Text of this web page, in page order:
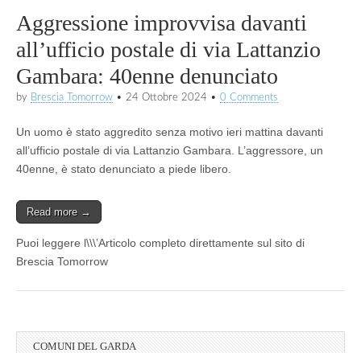
Aggressione improvvisa davanti
all’ufficio postale di via Lattanzio
Gambara: 40enne denunciato
by Brescia Tomorrow • 24 Ottobre 2024 • 0 Comments
Un uomo è stato aggredito senza motivo ieri mattina davanti
all’ufficio postale di via Lattanzio Gambara. L’aggressore, un
40enne, è stato denunciato a piede libero.
Read more →
Puoi leggere l\\\’Articolo completo direttamente sul sito di
Brescia Tomorrow
COMUNI DEL GARDA